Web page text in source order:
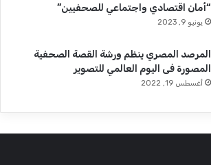
“أمان اقتصادي واجتماعي للصحفيين”
يونيو 9, 2023
المرصد المصري ينظم ورشة القصة الصحفية
المصورة فى اليوم العالمي للتصوير
أغسطس 19, 2022